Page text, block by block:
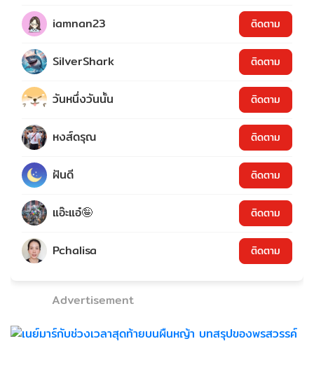
iamnan23 ติดตาม
SilverShark ติดตาม
วันหนึ่งวันนั้น ติดตาม
หงส์ดรุณ ติดตาม
ฝันดี ติดตาม
แอ๊ะแอ๋🤪 ติดตาม
Pchalisa ติดตาม
Advertisement